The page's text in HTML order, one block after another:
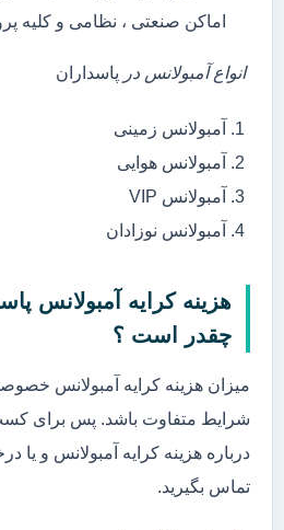
اماکن صنعتی ، نظامی و کلیه
انواع آمبولانس در پاسداران
آمبولانس زمینی
آمبولانس هوایی
آمبولانس VIP
آمبولانس نوزادان
هزینه کرایه آمبولانس
چقدر است ؟
میزان هزینه کرایه آمبولانس
شرایط متفاوت باشد. پس برای
درباره هزینه کرایه آمبولانس و یا
تماس بگیرید.